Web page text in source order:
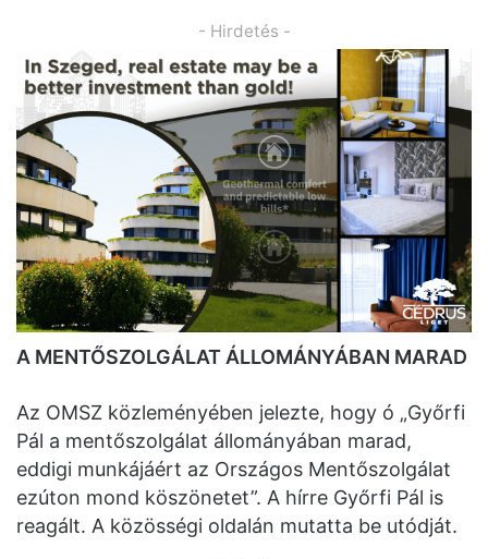
- Hirdetés -
A MENTŐSZOLGÁLAT ÁLLOMÁNYÁBAN MARAD
Az OMSZ közleményében jelezte, hogy ó „Győrfi
Pál a mentőszolgálat állományában marad,
eddigi munkájáért az Országos Mentőszolgálat
ezúton mond köszönetet”. A hírre Győrfi Pál is
reagált. A közösségi oldalán mutatta be utódját.